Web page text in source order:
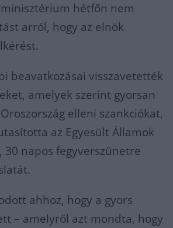
hétfőn nem
arról, hogy az elnök
beavatkozásai visszavetették
amelyek szerint gyorsan
elleni szankciókat,
az Egyesült Államok
30 napos fegyverszünetre
ahhoz, hogy a gyors
– amelyről azt mondta, hogy